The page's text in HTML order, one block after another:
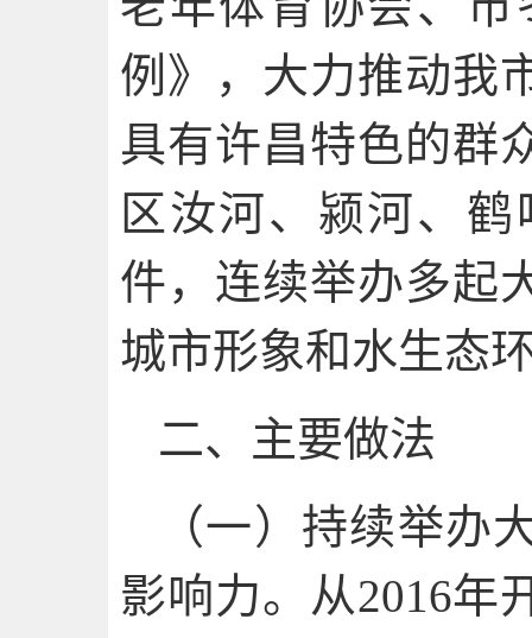
例》，大力推动我
具有许昌特色的群
区汝河、颍河、
件，连续举办多起
城市形象和水生态
二、主要做法
（一）持续举办
影响力。从2016年